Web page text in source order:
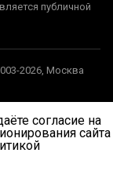
публичной
2026, Москва
согласие на
сайта